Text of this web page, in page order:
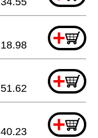
+
18.98
+
51.62
+
40.23